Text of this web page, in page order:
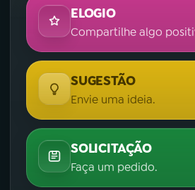
ELOGIO
Compartilhe algo
SUGESTÃO
Envie uma ideia.
SOLICITAÇÃO
Faça um pedido.